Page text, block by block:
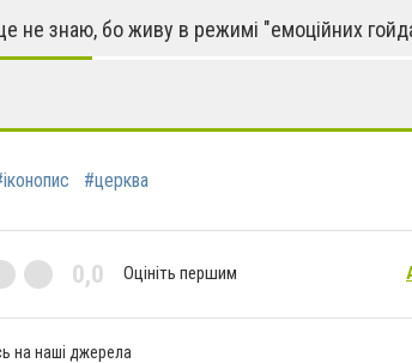
не знаю, бо живу в режимі "емоційних
#церква
0,0 Оцініть першим
на наші джерела